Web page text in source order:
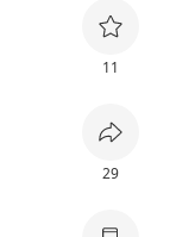
11
29